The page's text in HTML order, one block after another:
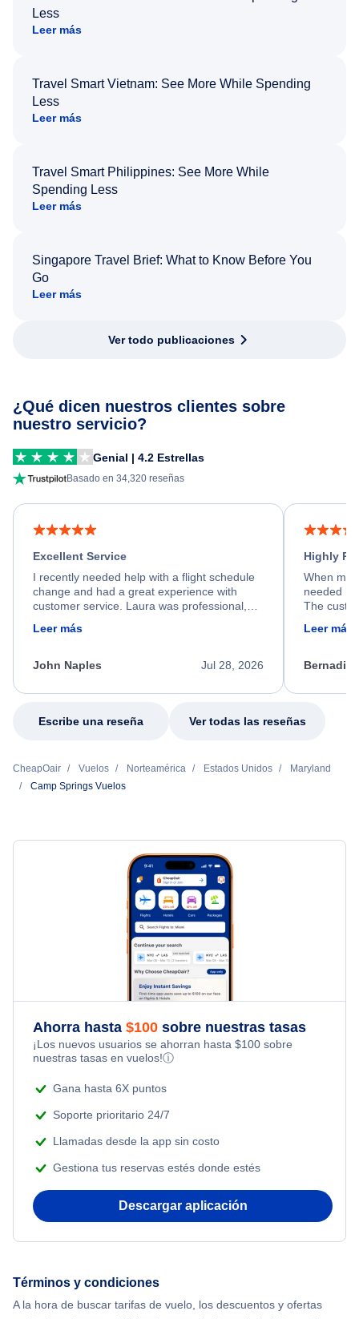
Less
Leer más
Travel Smart Vietnam: See More While Spending
Less
Leer más
Travel Smart Philippines: See More While
Spending Less
Leer más
Singapore Travel Brief: What to Know Before You
Go
Leer más
Ver todo publicaciones
¿Qué dicen nuestros clientes sobre
nuestro servicio?
Genial | 4.2 Estrellas
Basado en 34,320 reseñas
Excellent Service
I recently needed help with a flight schedule
change and had a great experience with
customer service. Laura was professional,
friendly, and very helpful throughout the
process. She quickly found a solution and
appreciate her excellent service.
Leer más
Jul 28, 2026
John Naples
Highly
When my
needed
The
calm,
my issue.
Leer más
Escribe una reseña Ver todas las reseñas
CheapOair Vuelos Norteamérica Estados Unidos
Maryland
Camp Springs Vuelos
Ahorra hasta $100 sobre nuestras tasas
¡Los nuevos usuarios se ahorran hasta $100 sobre
nuestras tasas en vuelos!ⓘ
Gana hasta 6X puntos
Soporte prioritario 24/7
Llamadas desde la app sin costo
Gestiona tus reservas estés donde estés
Descargar aplicación
Términos y condiciones
A la hora de buscar tarifas de vuelo, los descuentos y ofertas